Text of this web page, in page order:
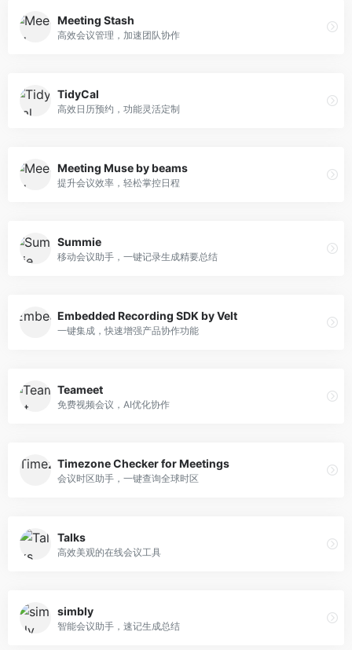
Meeting Stash
高效会议管理，加速团队协作
TidyCal
高效日历预约，功能灵活定制
Meeting Muse by beams
提升会议效率，轻松掌控日程
Summie
移动会议助手，一键记录生成精要总结
Embedded Recording SDK by Velt
一键集成，快速增强产品协作功能
Teameet
免费视频会议，AI优化协作
Timezone Checker for Meetings
会议时区助手，一键查询全球时区
Talks
高效美观的在线会议工具
simbly
智能会议助手，速记生成总结